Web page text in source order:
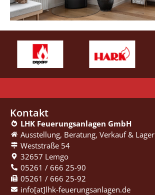
Kontakt
LHK Feuerungsanlagen GmbH
Ausstellung, Beratung, ­Verkauf & Lager
Weststraße 54
32657 Lemgo
05261 / 666 25-90
05261 / 666 25-92
info[at]lhk-feuerungsanlagen.de